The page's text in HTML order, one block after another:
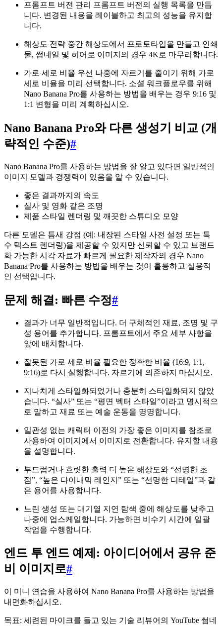
프롬프트 버전 관리 프롬프트 버전의 실행 목록을 만듭
니다. 변경된 내용을 레이블하고 최고의 성능을 유지합
니다.
해상도 전략 중간 해상도에서 프로토타입을 만들고 인쇄
물, 썸네일 및 히어로 이미지의 경우 4K로 마무리합니다.
가로 세로 비율 우선 나중에 자르기를 줄이기 위해 가로
세로 비율을 미리 선택합니다. 소셜 워크플로우를 위해
Nano Banana Pro를 사용하는 방법을 배우는 경우 9:16 및
1:1 변형을 미리 계획하십시오.
Nano Banana Pro와 다른 생성기 비교 (개
략적인 수준)#
Nano Banana Pro를 사용하는 방법을 잘 알고 있다면 일반적인
이미지 모델과 경쟁력이 있음을 알 수 있습니다.
좋은 결과까지의 속도
실사 및 영화 같은 조명
제품 스타일 렌더링 및 깨끗한 스튜디오 모양
다른 모델은 틈새 강점 (예: 내장된 스타일 사전 설정 또는 특
수 텍스트 렌더링)을 제공할 수 있지만 신뢰할 수 있고 브랜드
화 가능한 시각 자료가 빠르게 필요한 제작자의 경우 Nano
Banana Pro를 사용하는 방법을 배우는 것이 훌륭하고 실용적
인 선택입니다.
문제 해결: 빠른 수정#
결과가 너무 일반적입니다. 더 구체적인 재료, 조명 및 구
성 용어를 추가합니다. 프롬프트에서 주요 세부 사항을
앞에 배치합니다.
잘못된 가로 세로 비율 필요한 정확한 비율 (16:9, 1:1,
9:16)로 다시 실행합니다. 자르기에 의존하지 마십시오.
지나치게 스타일화되었거나 충분히 스타일화되지 않았
습니다. “실사” 또는 “평면 벡터 스타일”이라고 명시적으
로 말하고 재료 또는 예술 운동을 명명합니다.
일관성 없는 캐릭터 이전의 가장 좋은 이미지를 참조로
사용하여 이미지에서 이미지로 전환합니다. 유지할 내용
을 설명합니다.
부드럽거나 흐릿한 출력 더 높은 해상도와 “선명한 초
점”, “높은 다이내믹 레인지” 또는 “선명한 디테일”과 같
은 용어를 사용합니다.
느린 생성 또는 대기열 지연 탐색 중에 해상도를 낮추고
나중에 업스케일합니다. 가능하면 비수기 시간에 일괄
작업을 수행합니다.
엔드 투 엔드 예제: 아이디어에서 공유 준
비 이미지로#
이 미니 연습을 사용하여 Nano Banana Pro를 사용하는 방법을
내면화하십시오.
목표: 세련된 마이크를 들고 있는 기술 리뷰어의 YouTube 썸네